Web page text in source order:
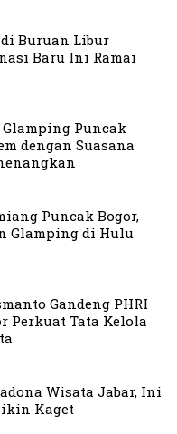
Buruan Libur
Baru Ini Ramai
Puncak
dengan Suasana
Puncak Bogor,
Glamping di Hulu
Gandeng PHRI
Perkuat Tata Kelola
Wisata Jabar, Ini
Kaget